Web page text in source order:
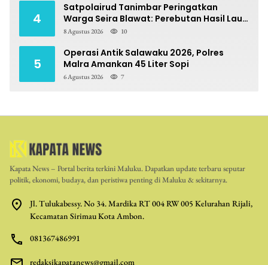
4
Satpolairud Tanimbar Peringatkan
Warga Seira Blawat: Perebutan Hasil Laut
Berpotensi Pidana
8 Agustus 2026 10
5
Operasi Antik Salawaku 2026, Polres
Malra Amankan 45 Liter Sopi
6 Agustus 2026 7
Kapata News – Portal berita terkini Maluku. Dapatkan update terbaru seputar
politik, ekonomi, budaya, dan peristiwa penting di Maluku & sekitarnya.
Jl. Tulukabessy. No 34. Mardika RT 004 RW 005 Kelurahan Rijali,
Kecamatan Sirimau Kota Ambon.
081367486991
redaksikapatanews@gmail.com